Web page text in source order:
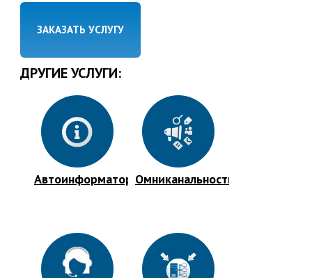
ЗАКАЗАТЬ УСЛУГУ
ДРУГИЕ УСЛУГИ:
Автоинформатор Омниканальность